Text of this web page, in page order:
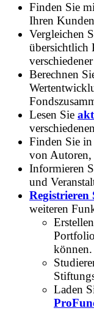
Finden Sie
Ihren
Vergleichen
übersichtlich
Berechnen
Lesen Sie
Finden Sie in
von Autoren,
Informieren
und
Registrieren
weiteren
können.
Laden